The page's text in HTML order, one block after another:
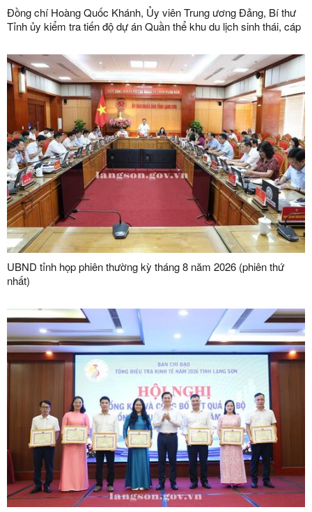
Đồng chí Hoàng Quốc Khánh, Ủy viên Trung ương Đảng, Bí thư
Tỉnh ủy kiểm tra tiến độ dự án Quần thể khu du lịch sinh thái, cáp
UBND tỉnh họp phiên thường kỳ tháng 8 năm 2026 (phiên thứ
nhất)